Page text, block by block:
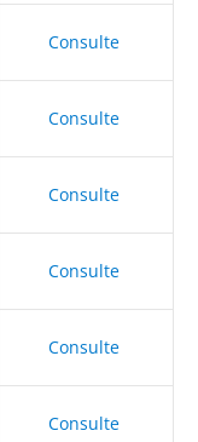
Consulte
Consulte
Consulte
Consulte
Consulte
Consulte